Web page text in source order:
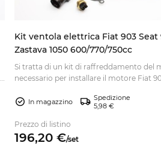
Kit ventola elettrica Fiat 903 Seat
Zastava 1050 600/770/750cc
Si tratta di un kit di raffreddamento del
necessario per installare il motore Fiat
In magazzino
Spedizione
5,98 €
Prezzo di listino
196,20 €/set